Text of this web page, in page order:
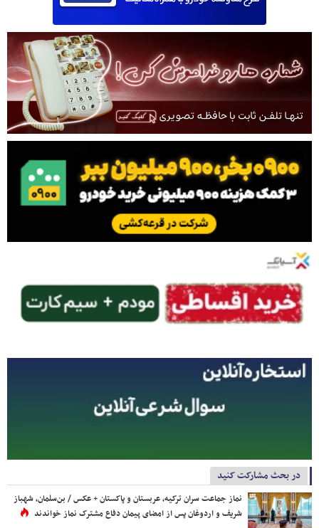
در بحث مشارکت کنید
نماز جماعت سران ترکیه، عربستان و پاکستان + عکس / بن‌سلمان، شهباز
شریف و اردوغان پس از امضای پیمان دفاع مشترک نماز خواندند